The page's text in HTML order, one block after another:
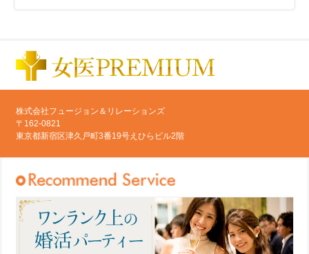
株式会社フュージョン＆リレーションズ
〒162-0821
東京都新宿区津久戸町3番19号えひらビル2階